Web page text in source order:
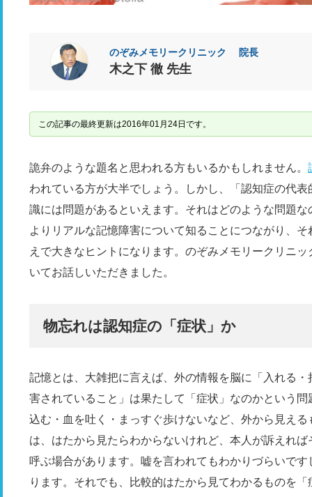
のぞみメモリークリニック 院長
木之下 徹 先生
この記事の最終更新は2016年01月24日です。
詭弁のような題名と思われる方もいるかもしれません。
われている方が大半でしょう。しかし、「認知症の代
識には問題があるといえます。それはどのような問題
よりリアルな記憶障害について知ることにつながり、
えで大きなヒントになります。のぞみメモリークリニ
いてお話しいただきました。
物忘れは認知症の「症状」か
記憶とは、大雑把に言えば、外の情報を脳に「入れる
害されていること」は果たして「症状」なのかという
込む・血を吐く・まっすぐ歩けないなど、外から見え
は、はたから見たらわからないけれど、本人が訴えれ
呼ぶ場合があります。嘘を言われてもわかりづらいで
ります。それでも、比較的はたから見てわかるものを